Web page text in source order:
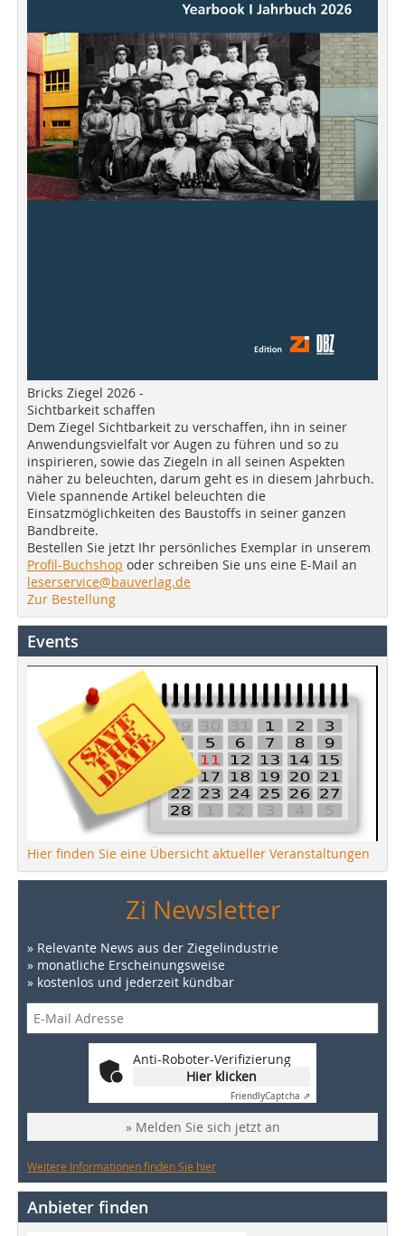
Bricks Ziegel 2026 -
Sichtbarkeit schaffen
Dem Ziegel Sichtbarkeit zu verschaffen, ihn in seiner
Anwendungsvielfalt vor Augen zu führen und so zu
inspirieren, sowie das Ziegeln in all seinen Aspekten
näher zu beleuchten, darum geht es in diesem Jahrbuch.
Viele spannende Artikel beleuchten die
Einsatzmöglichkeiten des Baustoffs in seiner ganzen
Bandbreite.
Bestellen Sie jetzt Ihr persönliches Exemplar in unserem
Profil-Buchshop oder schreiben Sie uns eine E-Mail an
leserservice@bauverlag.de
Zur Bestellung
Events
Hier finden Sie eine Übersicht aktueller Veranstaltungen
Zi Newsletter
» Relevante News aus der Ziegelindustrie
» monatliche Erscheinungsweise
» kostenlos und jederzeit kündbar
Anti-Roboter-Verifizierung
Hier klicken
FriendlyCaptcha ⇗
» Melden Sie sich jetzt an
Weitere Informationen finden Sie hier
Anbieter finden